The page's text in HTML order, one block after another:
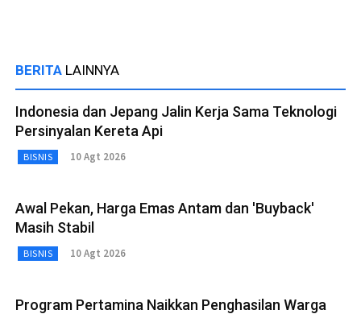
BERITA LAINNYA
Indonesia dan Jepang Jalin Kerja Sama Teknologi
Persinyalan Kereta Api
BISNIS 10 Agt 2026
Awal Pekan, Harga Emas Antam dan 'Buyback'
Masih Stabil
BISNIS 10 Agt 2026
Program Pertamina Naikkan Penghasilan Warga